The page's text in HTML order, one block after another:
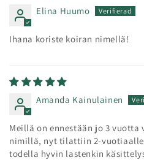
Elina Huumo
Ihana koriste koiran nimellä!
Amanda Kainulainen
Meillä on ennestään jo 3 vuotta
nimillä, nyt tilattiin 2-vuotiaalle
todella hyvin lastenkin